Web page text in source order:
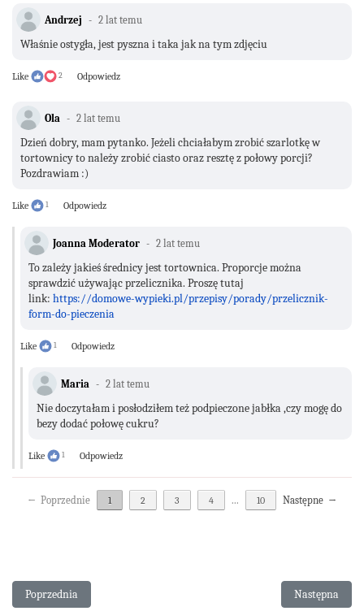
Andrzej 2 lat temu
Właśnie ostygła, jest pyszna i taka jak na tym zdjęciu
Like 2 Odpowiedz
Ola 2 lat temu
Dzień dobry, mam pytanko. Jeżeli chciałabym zrobić szarlotkę w
tortownicy to należy zrobić ciasto oraz resztę z połowy porcji?
Pozdrawiam :)
Like 1 Odpowiedz
Joanna Moderator 2 lat temu
To zależy jakieś średnicy jest tortownica. Proporcje można
sprawdzić używając przelicznika. Proszę tutaj
link: https://domowe-wypieki.pl/przepisy/porady/przelicznik-
form-do-pieczenia
Like 1 Odpowiedz
Maria 2 lat temu
Nie doczytałam i posłodziłem też podpieczone jabłka ,czy mogę do
bezy dodać połowę cukru?
Like 1 Odpowiedz
← Poprzednie 1 2 3 4 ... 10 Następne →
Poprzednia strona: Tort jogurtowo- śmietankowy z galaretkami
Poprzednia Następna
Następna